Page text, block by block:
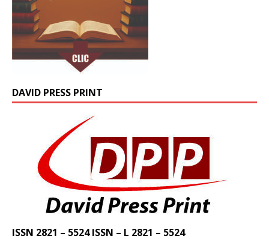
DAVID PRESS PRINT
ISSN 2821 – 5524 ISSN – L 2821 – 5524